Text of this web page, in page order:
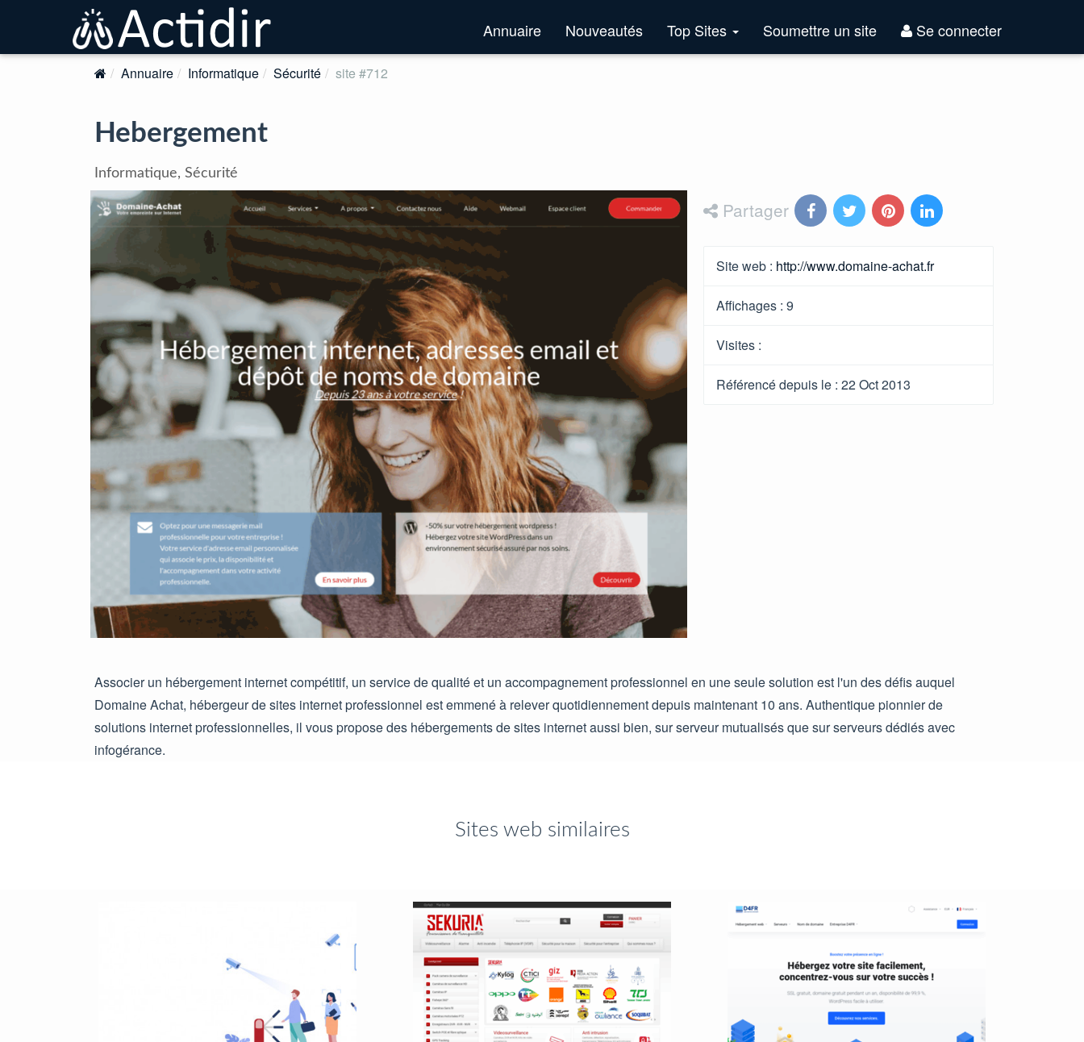
Se connecter
Annuaire Nouveautés Top Sites Top
Soumettre un site
Annuaire Informatique Sécurité site #712
Hebergement
Informatique, Sécurité
Partager
Site web : http://www.domaine-achat.fr
Affichages : 9
Visites :
Référencé depuis le : 22 Oct 2013
Associer un hébergement internet compétitif, un service de qualité et un accompagnement professionnel en une seule solution est l'un des défis auquel
Domaine Achat, hébergeur de sites internet professionnel est emmené à relever quotidiennement depuis maintenant 10 ans. Authentique pionnier de
solutions internet professionnelles, il vous propose des hébergements de sites internet aussi bien, sur serveur mutualisés que sur serveurs dédiés avec
infogérance.
Sites web similaires